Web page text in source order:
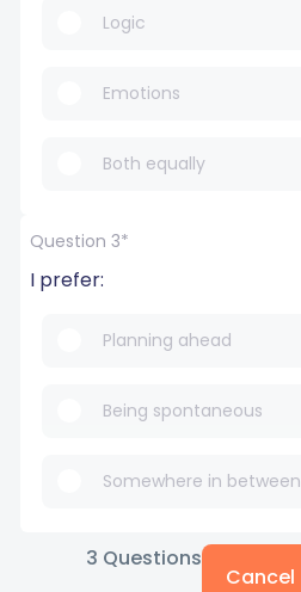
Logic
Emotions
Both equally
Question 3*
I prefer:
Planning ahead
Being spontaneous
Somewhere in between
3 Questions
Cancel